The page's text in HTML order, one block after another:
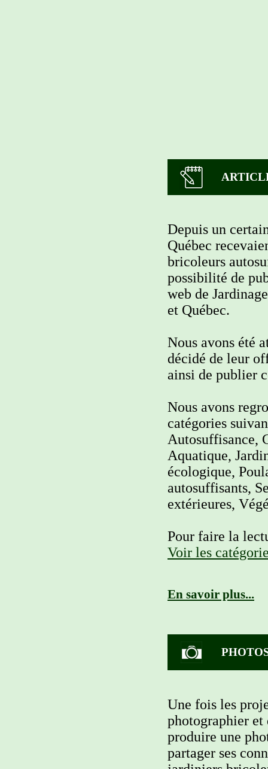
Depuis un
Québec
bricoleurs
possibilité de
web de
et Québec.
Nous avons été
décidé de leur
ainsi de publier
Nous avons
catégories
Autosuffisance,
Aquatique,
écologique,
autosuffisants,
extérieures,
Pour faire la
Voir les
En savoir plus...
Une fois les
photographier
produire une
partager ses